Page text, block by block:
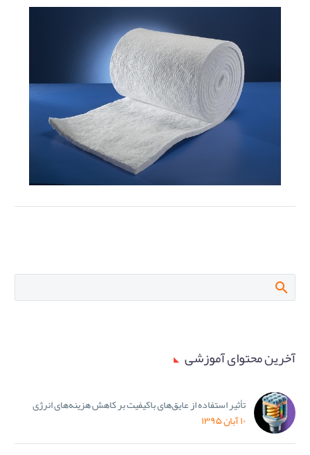
آخرین محتوای آموزشی
تأثیر استفاده از عایق‌های باکیفیت بر کاهش هزینه‌های انرژی
۱۰ آبان ۱۳۹۵